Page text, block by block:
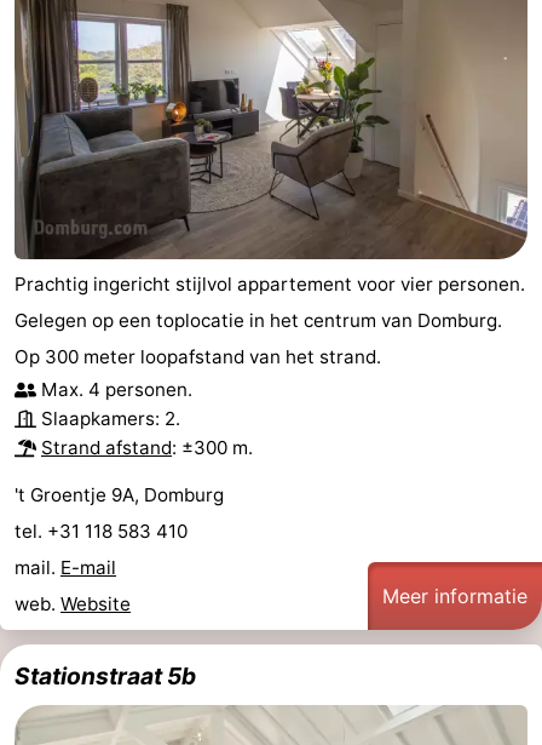
Renesse
-
Brouwershaven
-
Bruinisse
-
Zierikzee
-
Natuur
Oosterschelde
Burgh
Haamstede
-
Natuur
Kop
van
Schouwen
Walcheren
-
Veere
-
Natuur
Oranjezon
Oostkapelle
-
Natuur
de
Mantelingen
Westkapelle
-
Zoutelande
-
Prachtig ingericht stijlvol appartement voor vier personen.
Gelegen op een toplocatie in het centrum van Domburg.
Op 300 meter loopafstand van het strand.
Max. 4 personen.
Slaapkamers: 2.
Strand afstand: ±300 m.
't Groentje 9A, Domburg
tel. +31 118 583 410
mail. E-mail
web. Website Meer informatie
Stationstraat 5b